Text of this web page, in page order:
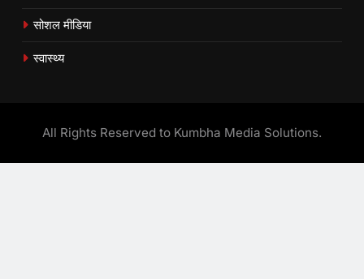
सोशल मीडिया
स्वास्थ्य
All Rights Reserved to Kumbha Media Solutions.